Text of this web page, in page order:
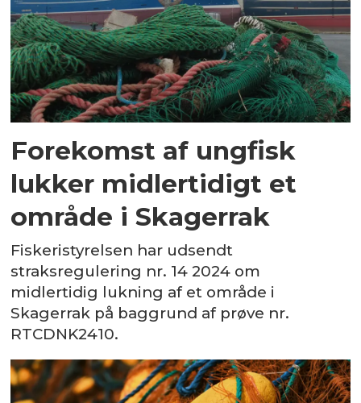
Forekomst af ungfisk
lukker midlertidigt et
område i Skagerrak
Fiskeristyrelsen har udsendt
straksregulering nr. 14 2024 om
midlertidig lukning af et område i
Skagerrak på baggrund af prøve nr.
RTCDNK2410.